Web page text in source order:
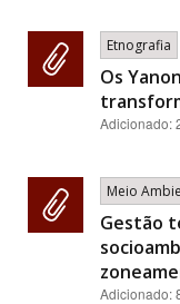
Etnografia
Os
Adicionado:
Meio
Gestão
Adicionado: